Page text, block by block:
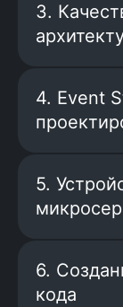
3.
4. Event
5.
6.
кода